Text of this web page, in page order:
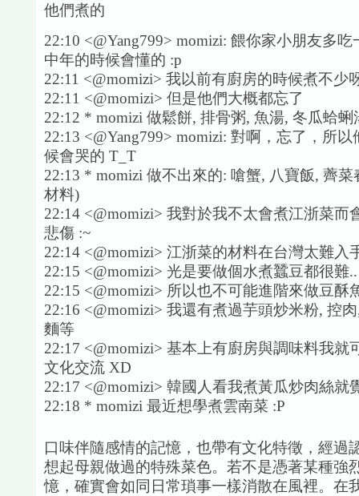
他們煮的
22:10 <@Yang799> momizi: 餵你家小朋友多
中年的時候會懂的 :p
22:11 <@momizi> 我以前有廚房的時候煮不少
22:11 <@momizi> 但是他們大概都忘了
22:12 * momizi 做鬆餅, 排骨粥, 魚湯, 冬瓜蛤
22:13 <@Yang799> momizi: 對啊，忘了，所
候會哭的 T_T
22:13 * momizi 做不出來的: 嗆蟹, 八寶飯, 薺
材料)
22:14 <@momizi> 我對於我不太會煮江浙菜而
悲傷 :~
22:14 <@momizi> 江浙菜的材料在台灣太難入
22:15 <@momizi> 光是要做個水煮蠶豆都很難..
22:15 <@momizi> 所以也不可能進階來做豆酥
22:16 <@momizi> 我還有煮過芋頭炒米粉, 控
麵等
22:17 <@momizi> 基本上有廚房與調味料我就
文化交流 XD
22:17 <@momizi> 韓國人看我煮黃瓜炒肉絲就
22:18 * momizi 最近想學煮雲南菜 :P
口味伴隨感情的記憶，也帶有文化特徵，經過
想起母親做過的特殊菜色。若不是憑著某種強
憶，確實會如同日常瑣事一樣消散在風裡。在